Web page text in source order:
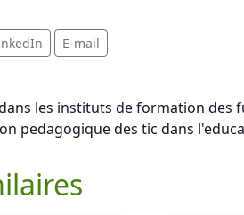
E-mail
les instituts de formation
pedagogique des tic dans